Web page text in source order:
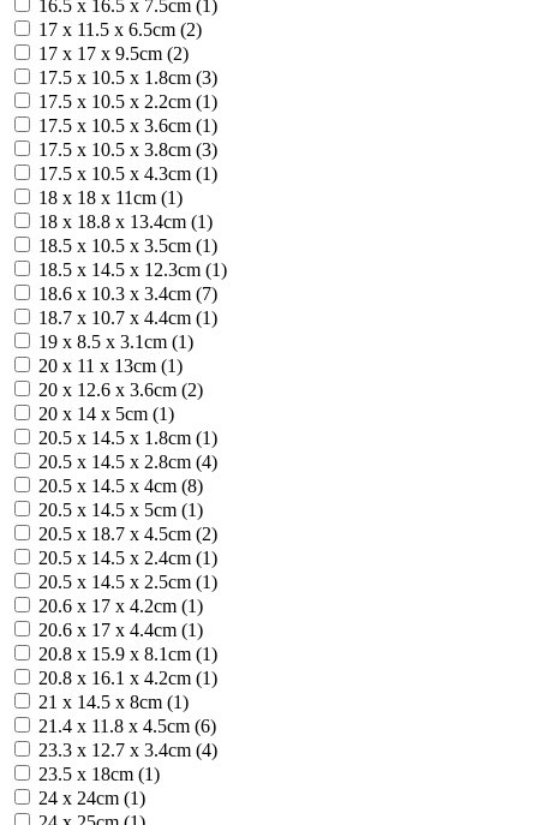
16.5 x 16.5 x 7.5cm (1)
17 x 11.5 x 6.5cm (2)
17 x 17 x 9.5cm (2)
17.5 x 10.5 x 1.8cm (3)
17.5 x 10.5 x 2.2cm (1)
17.5 x 10.5 x 3.6cm (1)
17.5 x 10.5 x 3.8cm (3)
17.5 x 10.5 x 4.3cm (1)
18 x 18 x 11cm (1)
18 x 18.8 x 13.4cm (1)
18.5 x 10.5 x 3.5cm (1)
18.5 x 14.5 x 12.3cm (1)
18.6 x 10.3 x 3.4cm (7)
18.7 х 10.7 х 4.4cm (1)
19 x 8.5 x 3.1cm (1)
20 x 11 x 13cm (1)
20 x 12.6 x 3.6cm (2)
20 x 14 x 5cm (1)
20.5 x 14.5 x 1.8cm (1)
20.5 x 14.5 x 2.8cm (4)
20.5 x 14.5 x 4cm (8)
20.5 x 14.5 x 5cm (1)
20.5 x 18.7 x 4.5cm (2)
20.5 х 14.5 х 2.4cm (1)
20.5 х 14.5 х 2.5cm (1)
20.6 x 17 x 4.2cm (1)
20.6 x 17 x 4.4cm (1)
20.8 х 15.9 х 8.1cm (1)
20.8 х 16.1 х 4.2cm (1)
21 x 14.5 x 8cm (1)
21.4 x 11.8 x 4.5cm (6)
23.3 х 12.7 х 3.4cm (4)
23.5 x 18cm (1)
24 x 24cm (1)